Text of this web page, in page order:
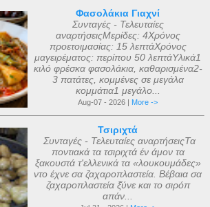
Φασολάκια Γιαχνί
Συνταγές - Τελευταίες
αναρτήσειςΜερίδες: 4Χρόνος
προετοιμασίας: 15 λεπτάΧρόνος
μαγειρέματος: περίπου 50 λεπτάΥλικά1
κιλό φρέσκα φασολάκια, καθαρισμένα2-
3 πατάτες, κομμένες σε μεγάλα
κομμάτια1 μεγάλο...
Aug-07 - 2026 | More ->
Τσιριχτά
Συνταγές - Τελευταίες αναρτήσειςΤα
ποντιακά τα τσιριχτά έν άμον τα
ξακουστά τ'ελλενικά τα «λουκουμάδες»
ντο έχνε σα ζαχαροπλαστεία. Βέβαια σα
ζαχαροπλαστεία ξ̌ύνε και το σιρόπ
απάν...